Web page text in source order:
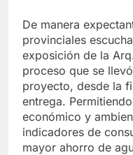
De manera
provinciales
exposición de la
proceso que se
proyecto, desde la
entrega.
económico y
indicadores de
mayor ahorro de